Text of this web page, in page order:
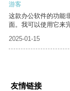
游客
这款办公软件的功能
面。我可以使用它来
2025-01-15
友情链接